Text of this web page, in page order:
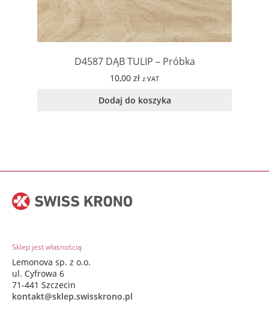
D4587 DĄB TULIP – Próbka
10,00 zł z VAT
Dodaj do koszyka
Sklep jest własnością:
Lemonova sp. z o.o.
ul. Cyfrowa 6
71-441 Szczecin
kontakt@sklep.swisskrono.pl